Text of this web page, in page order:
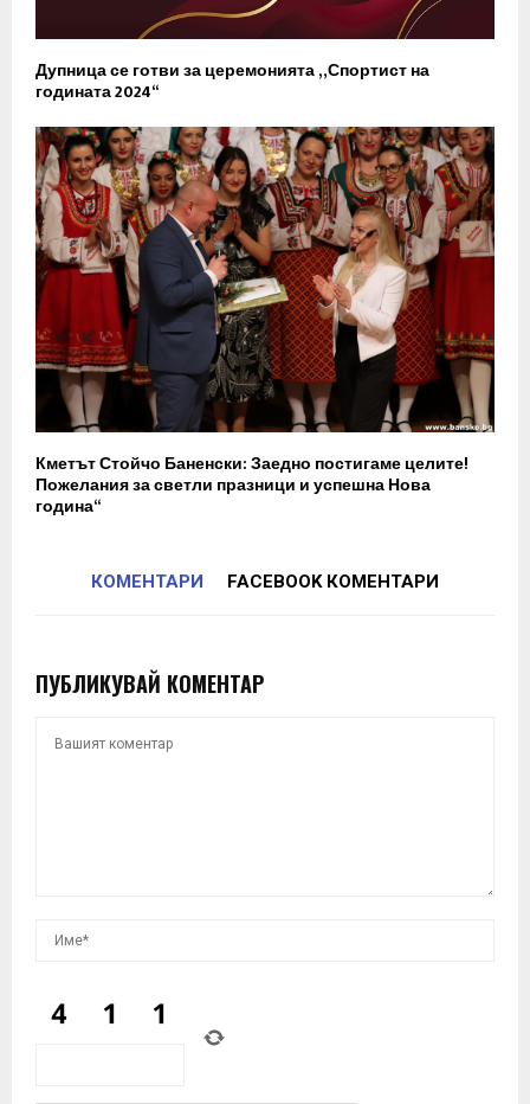
Дупница се готви за церемонията „Спортист на
годината 2024“
Кметът Стойчо Баненски: Заедно постигаме целите!
Пожелания за светли празници и успешна Нова
година“
КОМЕНТАРИ FACEBOOK КОМЕНТАРИ
ПУБЛИКУВАЙ КОМЕНТАР